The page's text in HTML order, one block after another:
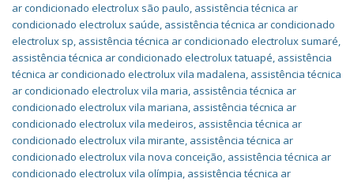
ar condicionado electrolux são paulo, assistência técnica ar
condicionado electrolux saúde, assistência técnica ar condicionado
electrolux sp, assistência técnica ar condicionado electrolux sumaré,
assistência técnica ar condicionado electrolux tatuapé, assistência
técnica ar condicionado electrolux vila madalena, assistência técnica
ar condicionado electrolux vila maria, assistência técnica ar
condicionado electrolux vila mariana, assistência técnica ar
condicionado electrolux vila medeiros, assistência técnica ar
condicionado electrolux vila mirante, assistência técnica ar
condicionado electrolux vila nova conceição, assistência técnica ar
condicionado electrolux vila olímpia, assistência técnica ar